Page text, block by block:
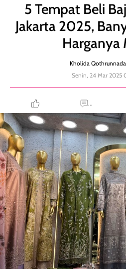
5 Tempat Beli
Jakarta 2025,
Harganya
Kholida
Senin, 24 Mar 2025
...